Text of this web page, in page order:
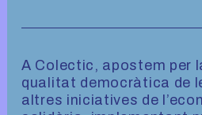
A Colectic, apostem per
qualitat democràtica de
altres iniciatives de